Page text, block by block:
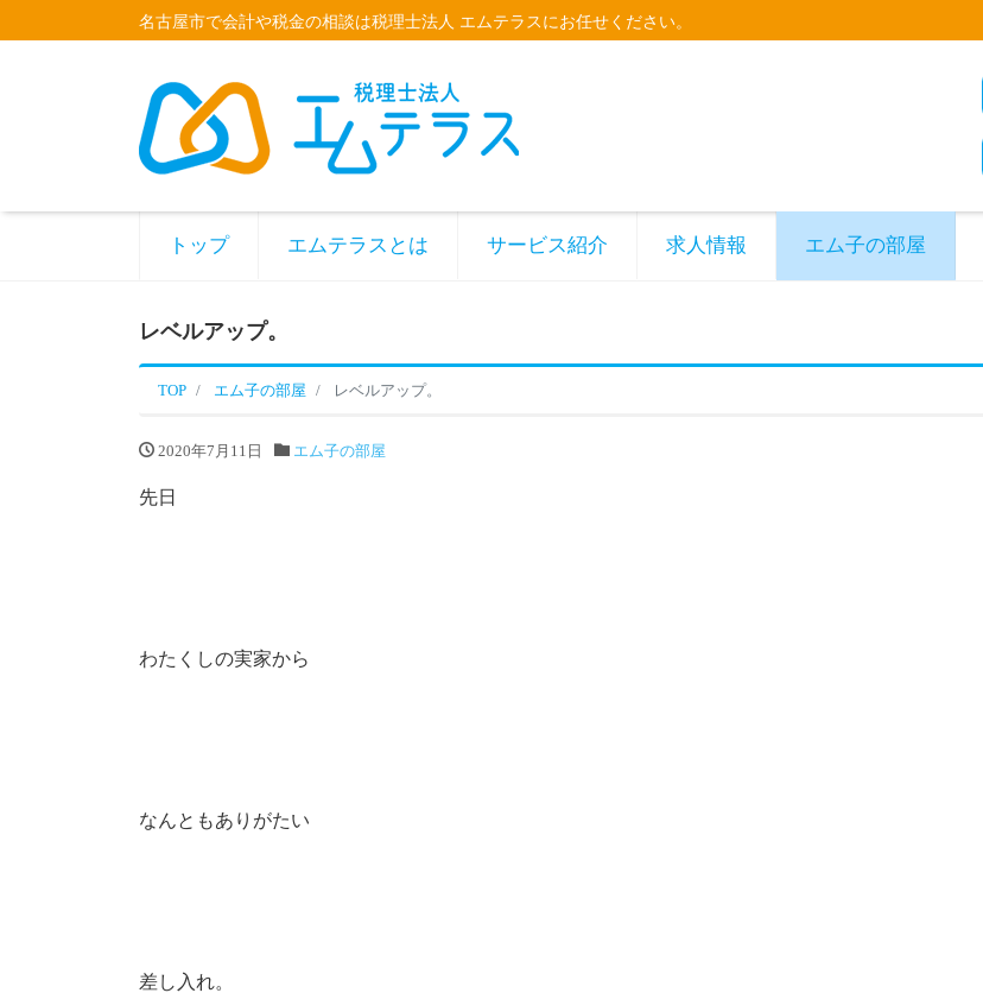
名古屋市で会計や税金の相談は税理士法人 エムテラスにお任せください。
トップ エムテラスとは サービス紹介 求人情報 エム子の部屋
レベルアップ。
TOP エム子の部屋 レベルアップ。
2020年7月11日 エム子の部屋
先日
わたくしの実家から
なんともありがたい
差し入れ。